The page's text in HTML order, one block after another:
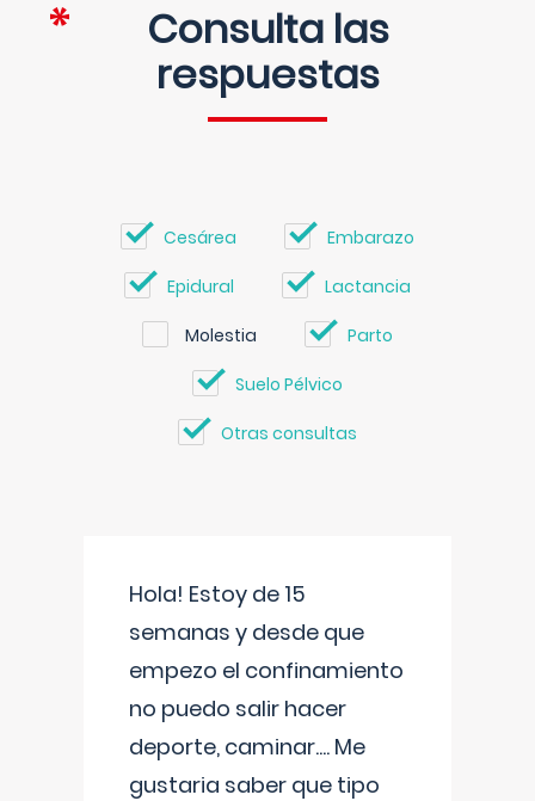
Consulta las
respuestas
Cesárea Embarazo
Epidural Lactancia
Molestia Parto
Suelo Pélvico
Otras consultas
Hola! Estoy de 15
semanas y desde que
empezo el confinamiento
no puedo salir hacer
deporte, caminar.... Me
gustaria saber que tipo